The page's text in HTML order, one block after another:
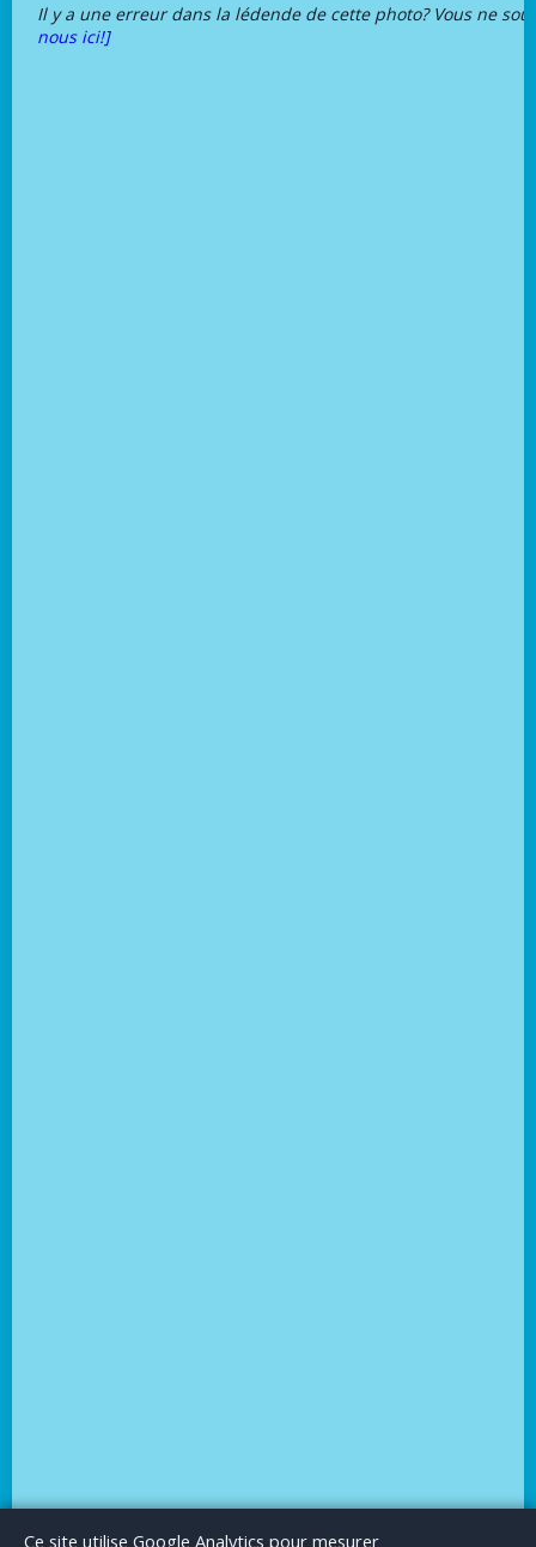
Il y a une erreur dans la lédende de cette photo? Vous ne
nous ici!]
Le BlogPublicité Articles invitésMentions Légales
Ce site utilise Google Analytics pour mesurer